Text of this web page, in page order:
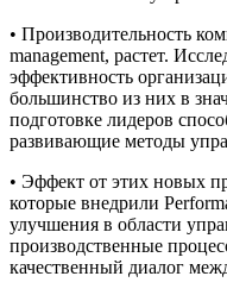
• Производительность
management, растет.
эффективность
большинство из них в
подготовке лидеров
развивающие методы
• Эффект от этих новых
которые внедрили
улучшения в области
производственные
качественный диалог